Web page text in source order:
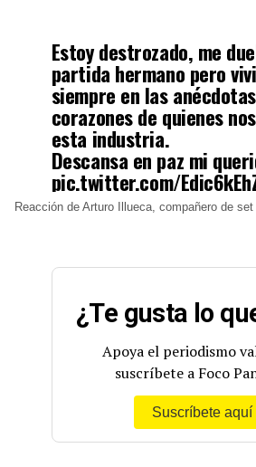
Estoy destrozado, me
partida hermano pero
siempre en las
corazones de quienes
esta industria.
Descansa en paz mi
pic.twitter.com/
Reacción de Arturo Illueca, compañero de
¿Te gusta lo
Apoya el periodismo
suscríbete a Foco
Suscríbete aquí